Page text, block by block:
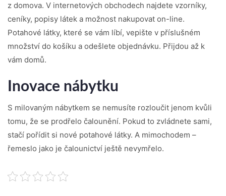
z domova. V internetových obchodech najdete vzorníky,
ceníky, popisy látek a možnost nakupovat on-line.
Potahové látky, které se vám líbí, vepište v příslušném
množství do košíku a odešlete objednávku. Přijdou až k
vám domů.
Inovace nábytku
S milovaným nábytkem se nemusíte rozloučit jenom kvůli
tomu, že se prodřelo čalounění. Pokud to zvládnete sami,
stačí pořídit si nové potahové látky. A mimochodem –
řemeslo jako je čalounictví ještě nevymřelo.